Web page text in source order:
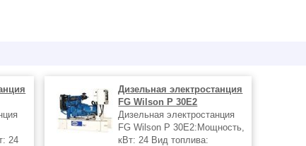
24
Дизельная электростанция
FG Wilson P 30Е2
Дизельная электростанция
FG Wilson P 30Е2:Мощность,
кВт: 24 Вид топлива: